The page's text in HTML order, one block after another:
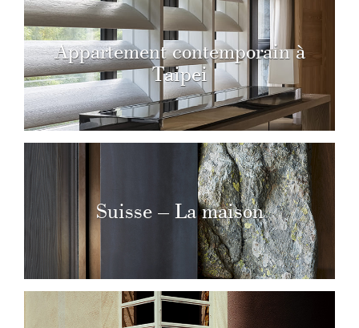
Appartement contemporain à
Taipei
Suisse – La maison